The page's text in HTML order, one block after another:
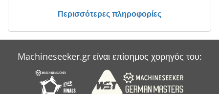
Περισσότερες πληροφορίες
Machineseeker.gr είναι επίσημος χορηγός του: